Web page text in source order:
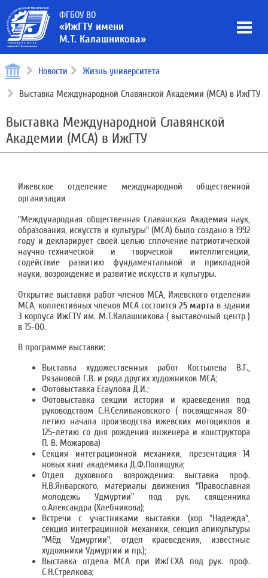
ФГБОУ ВО
«ИжГТУ имени
М.Т. Калашникова»
Новости Жизнь университета
Выставка Международной Славянской Академии (МСА) в ИжГТУ
Выставка Международной Славянской
Академии (МСА) в ИжГТУ
Ижевское отделение международной общественной
организации
"Международная общественная Славянская Академия наук,
образования, искусств и культуры" (МСА) было создано в 1992
году и декларирует своей целью сплочение патриотической
научно-технической и творческой интеллигенции,
содействие развитию фундаментальной и прикладной
науки, возрождение и развитие искусств и культуры.
Открытие выставки работ членов МСА, Ижевского отделения
МСА, коллективных членов МСА состоится 25 марта в здании
3 корпуса ИжГТУ им. М.Т.Калашникова ( выставочный центр )
в 15-00.
В программе выставки:
Выставка художественных работ Костылева В.Г.,
Рязановой Г.В. и ряда других художников МСА;
Фотовыставка Есаулова Д.И.;
Фотовыставка секции истории и краеведения под
руководством С.Н.Селивановского ( посвященная 80-
летию начала производства ижевских мотоциклов и
125-летию со дня рождения инженера и конструктора
П. В. Можарова)
Секция интеграционной механики, презентация 14
новых книг академика Д.Ф.Полищука;
Отдел духовного возрождения: выставка проф.
Н.В.Январского, материалы движения "Православная
молодежь Удмуртии" под рук. священника
о.Александра (Хлебникова);
Встречи с участниками выставки (хор "Надежда",
секция интеграцинной механики, секция апикультуры
"Мёд Удмуртии", отдел краеведения, известные
художники Удмуртии и пр.);
Выставка отдела МСА при ИжГСХА под рук. проф.
С.Н.Стрелкова;